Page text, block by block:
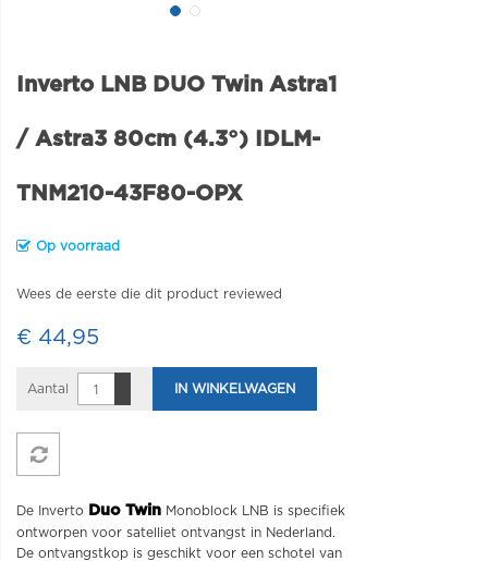
Inverto LNB DUO Twin Astra1
/ Astra3 80cm (4.3°) IDLM-
TNM210-43F80-OPX
Op voorraad
Wees de eerste die dit product reviewed
€ 44,95
Aantal IN WINKELWAGEN
De Inverto Duo Twin Monoblock LNB is specifiek
ontworpen voor satelliet ontvangst in Nederland.
De ontvangstkop is geschikt voor een schotel van